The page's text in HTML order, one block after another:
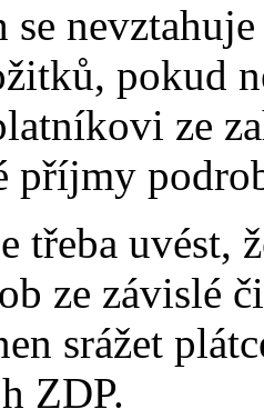
se
pokud
ze
příjmy
třeba uvést,
ze závislé
srážet
ZDP.